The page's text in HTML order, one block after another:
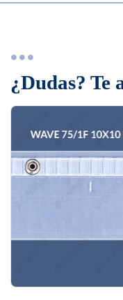
¿Dudas? Te